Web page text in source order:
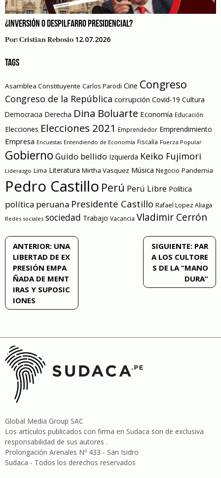
¿INVERSIÓN O DESPILFARRO PRESIDENCIAL?
Por:Cristian Rebosio 12.07.2026
TAGS
Asamblea Constituyente Carlos Parodi Cine Congreso
Congreso de la República corrupción Covid-19 Cultura
Democracia Derecha Dina Boluarte Economía Educación
Elecciones Elecciones 2021 Emprendedor Emprendimiento
Empresa Encuestas Entendiendo de Economía Fiscalía Fuerza Popular
Gobierno Guido bellido Izquierda Keiko Fujimori
Liderazgo Lima Literatura Mirtha Vasquez Música Negocio Pandemia
Pedro Castillo Perú Perú Libre Política
política peruana Presidente Castillo Rafael Lopez Aliaga
Redes sociales sociedad Trabajo Vacancia Vladimir Cerrón
Navegación
de
entradas
ANTERIOR: UNA
LIBERTAD DE EX
PRESIÓN EMPA
ÑADA DE MENT
IRAS Y SUPOSIC
IONES
SIGUIENTE: PAR
A LOS CULTORE
S DE LA “MANO
DURA”
Global Media Group SAC
Los artículos publicados con firma en Sudaca son de exclusiva
responsabilidad de sus autores .
Prolongación Arenales Nº 433 - San Isidro
Sudaca - Todos los derechos reservados